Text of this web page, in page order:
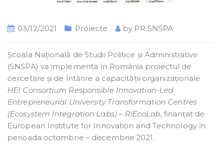
03/12/2021 Proiecte by PR SNSPA
Școala Națională de Studii Politice și Administrative
(SNSPA) va implementa în România proiectul de
cercetare și de întărire a capacității organizaționale
HEI Consortium Responsible Innovation-Led
Entrepreneurial University Transformation Centres
(Ecosystem Integration Labs) – RiEcoLab, finanțat de
European Institute for Innovation and Technology în
perioada octombrie – decembrie 2021.